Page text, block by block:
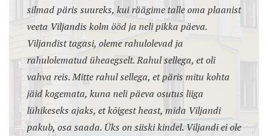
silmad päris suureks, kui räägime talle oma plaanist
veeta Viljandis kolm ööd ja neli pikka päeva.
Viljandist tagasi, oleme rahulolevad ja
rahulolematud üheaegselt. Rahul sellega, et oli
vahva reis. Mitte rahul sellega, et päris mitu kohta
jäid kogemata, kuna neli päeva osutus liiga
lühikeseks ajaks, et kõigest heast, mida Viljandi
pakub, osa saada. Üks on siiski kindel. Viljandi ei ole